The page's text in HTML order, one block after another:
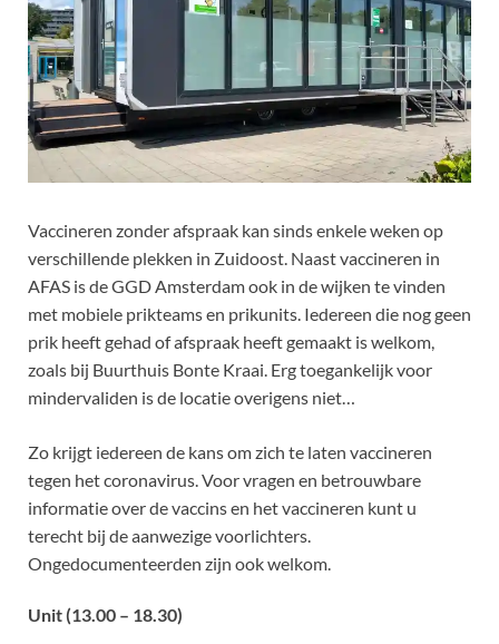
Vaccineren zonder afspraak kan sinds enkele weken op
verschillende plekken in Zuidoost. Naast vaccineren in
AFAS is de GGD Amsterdam ook in de wijken te vinden
met mobiele prikteams en prikunits. Iedereen die nog geen
prik heeft gehad of afspraak heeft gemaakt is welkom,
zoals bij Buurthuis Bonte Kraai. Erg toegankelijk voor
mindervaliden is de locatie overigens niet…
Zo krijgt iedereen de kans om zich te laten vaccineren
tegen het coronavirus. Voor vragen en betrouwbare
informatie over de vaccins en het vaccineren kunt u
terecht bij de aanwezige voorlichters.
Ongedocumenteerden zijn ook welkom.
Unit (13.00 – 18.30)